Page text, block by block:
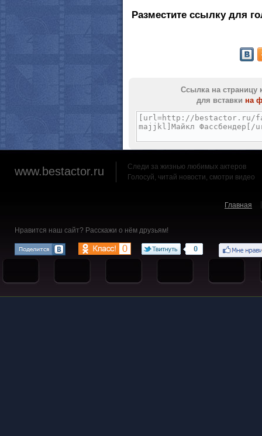
Разместите ссылку для
Ссылка на страницу
для вставки на
www.bestactor.ru
Следи за жизнью любимых актеров
Голосуй, читай новости, смотри видео
Главная
Нравится наш сайт? Расскажи о нём друзьям!